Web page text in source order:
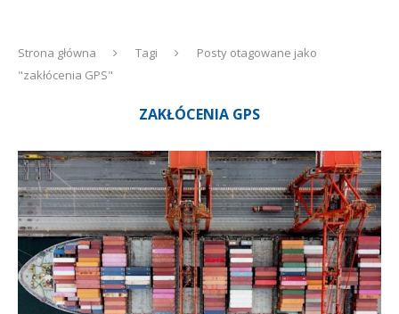
Strona główna Tagi
Posty otagowane jako
"zakłócenia GPS"
ZAKŁÓCENIA GPS